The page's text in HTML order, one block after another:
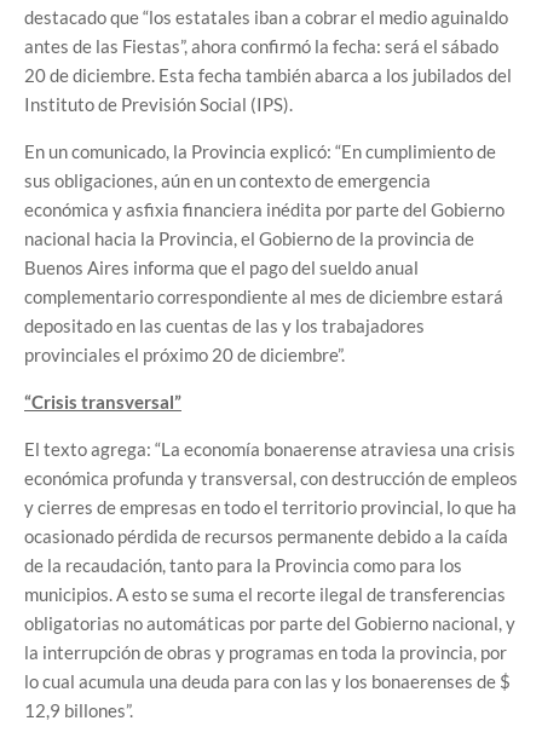
destacado que “los estatales iban a cobrar el medio aguinaldo
antes de las Fiestas”, ahora confirmó la fecha: será el sábado
20 de diciembre. Esta fecha también abarca a los jubilados del
Instituto de Previsión Social (IPS).
En un comunicado, la Provincia explicó: “En cumplimiento de
sus obligaciones, aún en un contexto de emergencia
económica y asfixia financiera inédita por parte del Gobierno
nacional hacia la Provincia, el Gobierno de la provincia de
Buenos Aires informa que el pago del sueldo anual
complementario correspondiente al mes de diciembre estará
depositado en las cuentas de las y los trabajadores
provinciales el próximo 20 de diciembre”.
“Crisis transversal”
El texto agrega: “La economía bonaerense atraviesa una crisis
económica profunda y transversal, con destrucción de empleos
y cierres de empresas en todo el territorio provincial, lo que ha
ocasionado pérdida de recursos permanente debido a la caída
de la recaudación, tanto para la Provincia como para los
municipios. A esto se suma el recorte ilegal de transferencias
obligatorias no automáticas por parte del Gobierno nacional, y
la interrupción de obras y programas en toda la provincia, por
lo cual acumula una deuda para con las y los bonaerenses de $
12,9 billones”.